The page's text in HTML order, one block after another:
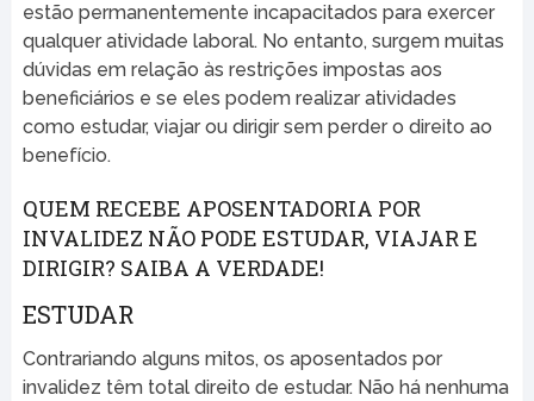
estão permanentemente incapacitados para exercer
qualquer atividade laboral. No entanto, surgem muitas
dúvidas em relação às restrições impostas aos
beneficiários e se eles podem realizar atividades
como estudar, viajar ou dirigir sem perder o direito ao
benefício.
QUEM RECEBE APOSENTADORIA POR
INVALIDEZ NÃO PODE ESTUDAR, VIAJAR E
DIRIGIR? SAIBA A VERDADE!
ESTUDAR
Contrariando alguns mitos, os aposentados por
invalidez têm total direito de estudar. Não há nenhuma